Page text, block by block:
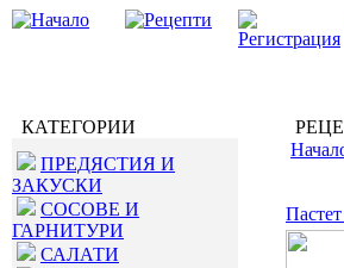
КАТЕГОРИИ
ПРЕДЯСТИЯ И
ЗАКУСКИ
СОСОВЕ И
ГАРНИТУРИ
САЛАТИ